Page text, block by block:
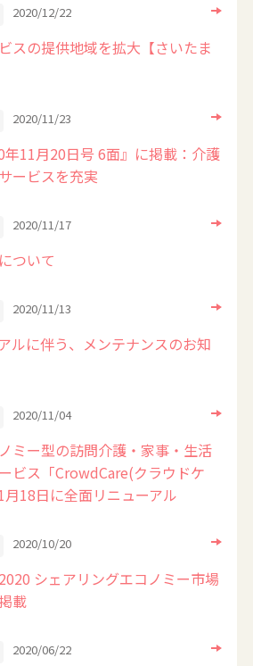
2020/12/22
スの提供地域を拡大【さいたま
2020/11/23
年11月20日号 6面』に掲載：介護
ービスを充実
2020/11/17
ついて
2020/11/13
ルに伴う、メンテナンスのお知
2020/11/04
ミー型の訪問介護・家事・生活
ビス「CrowdCare(クラウドケ
18日に全面リニューアル
2020/10/20
シェアリングエコノミー市場
載
2020/06/22